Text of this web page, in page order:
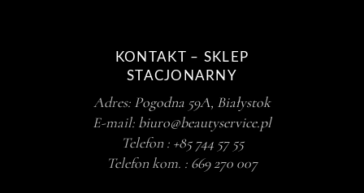
KONTAKT – SKLEP
STACJONARNY
Adres: Pogodna 59A, Białystok
E-mail: biuro@beautyservice.pl
Telefon : +85 744 57 55
Telefon kom. : 669 270 007